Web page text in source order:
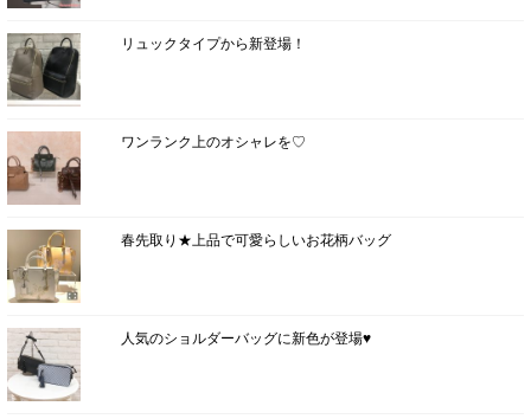
リュックタイプから新登場！
ワンランク上のオシャレを♡
春先取り★上品で可愛らしいお花柄バッグ
人気のショルダーバッグに新色が登場♥